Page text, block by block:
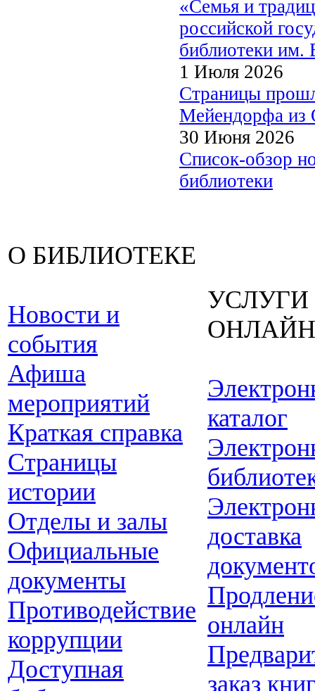
«Семья и
российской
библиотеки им.
1 Июля 2026
Страницы
Мейендорфа из
30 Июня 2026
Список-обзор
библиотеки
О БИБЛИОТЕКЕ
Новости и
события
Афиша
мероприятий
Краткая справка
Страницы
истории
Отделы и залы
Официальные
документы
Противодействие
коррупции
Доступная
УСЛУГИ
ОНЛАЙН
каталог
доставка
онлайн
заказ